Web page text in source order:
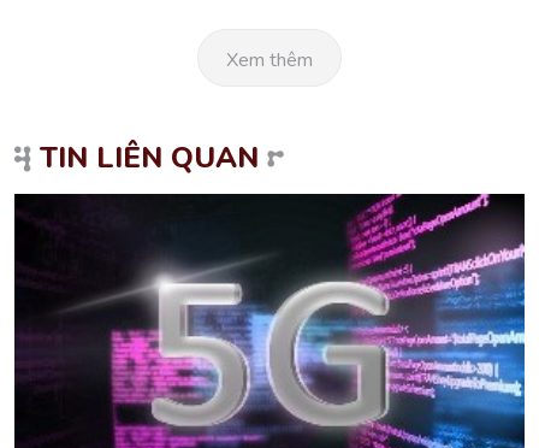
Xem thêm
TIN LIÊN QUAN